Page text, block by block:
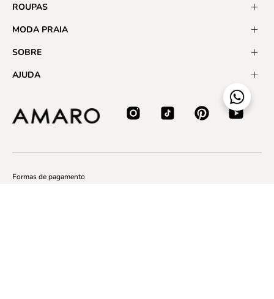
ROUPAS
MODA PRAIA
SOBRE
AJUDA
Formas de pagamento